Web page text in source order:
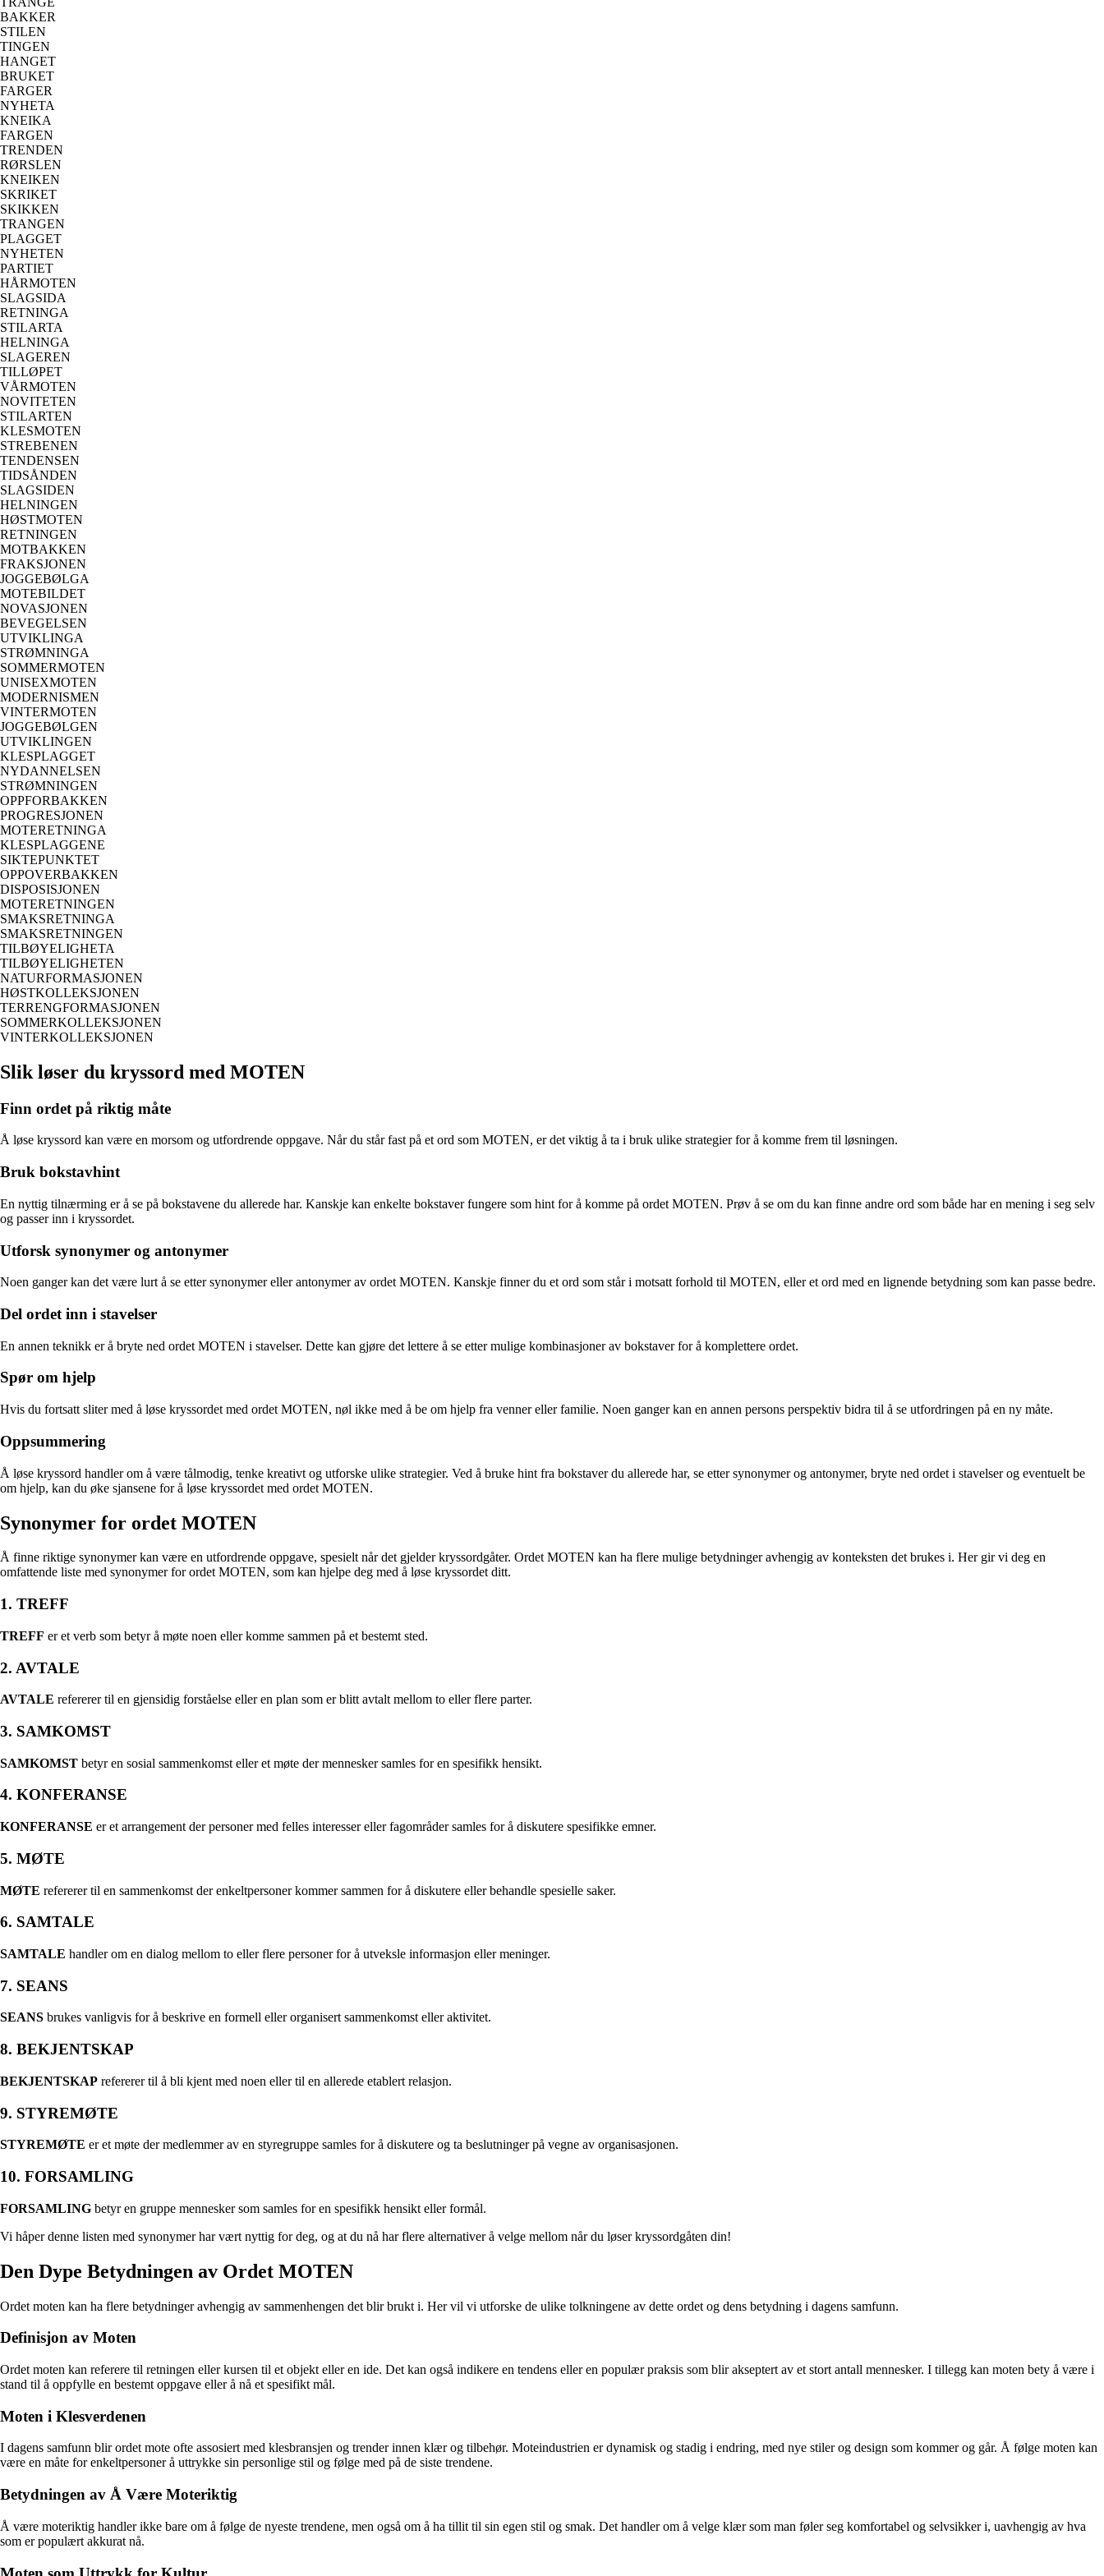
BAKKER
STILEN
TINGEN
HANGET
BRUKET
FARGER
NYHETA
KNEIKA
FARGEN
TRENDEN
RØRSLEN
KNEIKEN
SKRIKET
SKIKKEN
TRANGEN
PLAGGET
NYHETEN
PARTIET
HÅRMOTEN
SLAGSIDA
RETNINGA
STILARTA
HELNINGA
SLAGEREN
TILLØPET
VÅRMOTEN
NOVITETEN
STILARTEN
KLESMOTEN
STREBENEN
TENDENSEN
TIDSÅNDEN
SLAGSIDEN
HELNINGEN
HØSTMOTEN
RETNINGEN
MOTBAKKEN
FRAKSJONEN
JOGGEBØLGA
MOTEBILDET
NOVASJONEN
BEVEGELSEN
UTVIKLINGA
STRØMNINGA
SOMMERMOTEN
UNISEXMOTEN
MODERNISMEN
VINTERMOTEN
JOGGEBØLGEN
UTVIKLINGEN
KLESPLAGGET
NYDANNELSEN
STRØMNINGEN
OPPFORBAKKEN
PROGRESJONEN
MOTERETNINGA
KLESPLAGGENE
SIKTEPUNKTET
OPPOVERBAKKEN
DISPOSISJONEN
MOTERETNINGEN
SMAKSRETNINGA
SMAKSRETNINGEN
TILBØYELIGHETA
TILBØYELIGHETEN
NATURFORMASJONEN
HØSTKOLLEKSJONEN
TERRENGFORMASJONEN
SOMMERKOLLEKSJONEN
VINTERKOLLEKSJONEN
Slik løser du kryssord med MOTEN
Finn ordet på riktig måte
Å løse kryssord kan være en morsom og utfordrende oppgave. Når du står fast på et ord som MOTEN, er det viktig å ta i bruk ulike strategier for å komme frem til løsningen.
Bruk bokstavhint
En nyttig tilnærming er å se på bokstavene du allerede har. Kanskje kan enkelte bokstaver fungere som hint for å komme på ordet MOTEN. Prøv å se om du kan finne andre ord som både har en mening i seg selv
og passer inn i kryssordet.
Utforsk synonymer og antonymer
Noen ganger kan det være lurt å se etter synonymer eller antonymer av ordet MOTEN. Kanskje finner du et ord som står i motsatt forhold til MOTEN, eller et ord med en lignende betydning som kan passe bedre.
Del ordet inn i stavelser
En annen teknikk er å bryte ned ordet MOTEN i stavelser. Dette kan gjøre det lettere å se etter mulige kombinasjoner av bokstaver for å komplettere ordet.
Spør om hjelp
Hvis du fortsatt sliter med å løse kryssordet med ordet MOTEN, nøl ikke med å be om hjelp fra venner eller familie. Noen ganger kan en annen persons perspektiv bidra til å se utfordringen på en ny måte.
Oppsummering
Å løse kryssord handler om å være tålmodig, tenke kreativt og utforske ulike strategier. Ved å bruke hint fra bokstaver du allerede har, se etter synonymer og antonymer, bryte ned ordet i stavelser og eventuelt be
om hjelp, kan du øke sjansene for å løse kryssordet med ordet MOTEN.
Synonymer for ordet MOTEN
Å finne riktige synonymer kan være en utfordrende oppgave, spesielt når det gjelder kryssordgåter. Ordet MOTEN kan ha flere mulige betydninger avhengig av konteksten det brukes i. Her gir vi deg en
omfattende liste med synonymer for ordet MOTEN, som kan hjelpe deg med å løse kryssordet ditt.
1. TREFF
TREFF er et verb som betyr å møte noen eller komme sammen på et bestemt sted.
2. AVTALE
AVTALE refererer til en gjensidig forståelse eller en plan som er blitt avtalt mellom to eller flere parter.
3. SAMKOMST
SAMKOMST betyr en sosial sammenkomst eller et møte der mennesker samles for en spesifikk hensikt.
4. KONFERANSE
KONFERANSE er et arrangement der personer med felles interesser eller fagområder samles for å diskutere spesifikke emner.
5. MØTE
MØTE refererer til en sammenkomst der enkeltpersoner kommer sammen for å diskutere eller behandle spesielle saker.
6. SAMTALE
SAMTALE handler om en dialog mellom to eller flere personer for å utveksle informasjon eller meninger.
7. SEANS
SEANS brukes vanligvis for å beskrive en formell eller organisert sammenkomst eller aktivitet.
8. BEKJENTSKAP
BEKJENTSKAP refererer til å bli kjent med noen eller til en allerede etablert relasjon.
9. STYREMØTE
STYREMØTE er et møte der medlemmer av en styregruppe samles for å diskutere og ta beslutninger på vegne av organisasjonen.
10. FORSAMLING
FORSAMLING betyr en gruppe mennesker som samles for en spesifikk hensikt eller formål.
Vi håper denne listen med synonymer har vært nyttig for deg, og at du nå har flere alternativer å velge mellom når du løser kryssordgåten din!
Den Dype Betydningen av Ordet MOTEN
Ordet moten kan ha flere betydninger avhengig av sammenhengen det blir brukt i. Her vil vi utforske de ulike tolkningene av dette ordet og dens betydning i dagens samfunn.
Definisjon av Moten
Ordet moten kan referere til retningen eller kursen til et objekt eller en ide. Det kan også indikere en tendens eller en populær praksis som blir akseptert av et stort antall mennesker. I tillegg kan moten bety å være i
stand til å oppfylle en bestemt oppgave eller å nå et spesifikt mål.
Moten i Klesverdenen
I dagens samfunn blir ordet mote ofte assosiert med klesbransjen og trender innen klær og tilbehør. Moteindustrien er dynamisk og stadig i endring, med nye stiler og design som kommer og går. Å følge moten kan
være en måte for enkeltpersoner å uttrykke sin personlige stil og følge med på de siste trendene.
Betydningen av Å Være Moteriktig
Å være moteriktig handler ikke bare om å følge de nyeste trendene, men også om å ha tillit til sin egen stil og smak. Det handler om å velge klær som man føler seg komfortabel og selvsikker i, uavhengig av hva
som er populært akkurat nå.